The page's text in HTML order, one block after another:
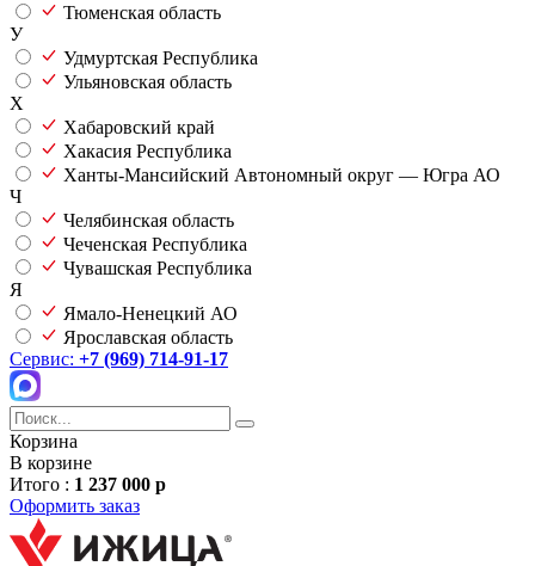
Тюменская область
У
Удмуртская Республика
Ульяновская область
Х
Хабаровский край
Хакасия Республика
Ханты-Мансийский Автономный округ — Югра АО
Ч
Челябинская область
Чеченская Республика
Чувашская Республика
Я
Ямало-Ненецкий АО
Ярославская область
Сервис: +7 (969) 714-91-17
Корзина
В корзине
Итого : 1 237 000 р
Оформить заказ